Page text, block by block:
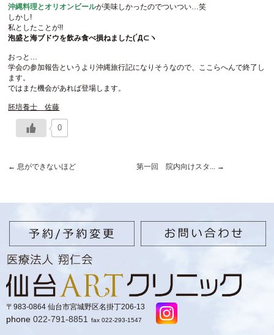
沖縄料理とオリオンビールが美味しかったのでついつい…笑
しかし!
私としたことが!!
泡盛と海ブドウを飲み食べ損ねました(´Д⊂ヽ
おっと…
学会の参加報告というより沖縄旅行記になりそうなので、ここらへんで終了し
ます。
ではまた機会があれば登場します。
胚培養士 佐藤
0
← 息ができないほど 第一回 院内向けスタ... →
〒983-0864 仙台市宮城野区名掛丁206-13
phone 022-791-8851 fax 022-293-1547